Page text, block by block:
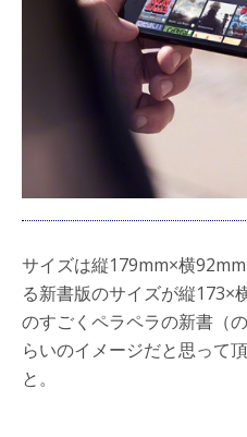
サイズは縦179mm×横
る新書版のサイズが縦173×
のすごくペラペラの新書（
らいのイメージだと思って
と。